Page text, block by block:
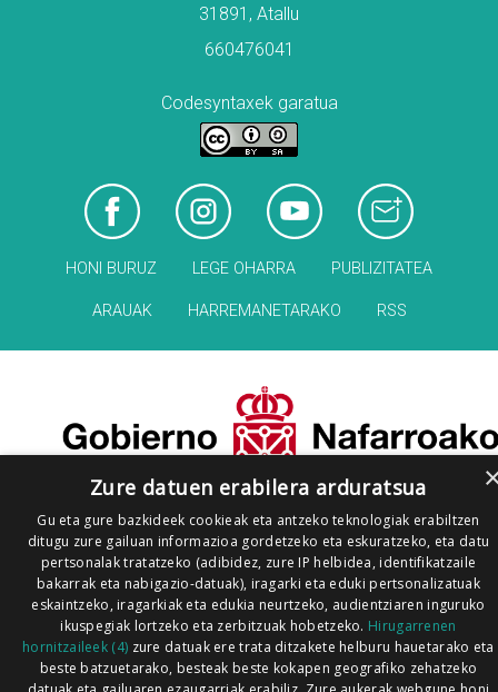
31891, Atallu
660476041
Codesyntaxek garatua
HONI BURUZ LEGE OHARRA PUBLIZITATEA
ARAUAK HARREMANETARAKO RSS
Zure datuen erabilera arduratsua
Gu eta gure bazkideek cookieak eta antzeko teknologiak erabiltzen
ditugu zure gailuan informazioa gordetzeko eta eskuratzeko, eta datu
pertsonalak tratatzeko (adibidez, zure IP helbidea, identifikatzaile
bakarrak eta nabigazio-datuak), iragarki eta eduki pertsonalizatuak
eskaintzeko, iragarkiak eta edukia neurtzeko, audientziaren inguruko
ikuspegiak lortzeko eta zerbitzuak hobetzeko. Hirugarrenen
hornitzaileek (4) zure datuak ere trata ditzakete helburu hauetarako eta
beste batzuetarako, besteak beste kokapen geografiko zehatzeko